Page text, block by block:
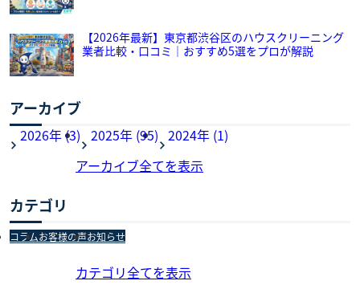
【2026年最新】東京都渋谷区のハウスクリーニング
業者比較・口コミ｜おすすめ5選をプロが解説
アーカイブ
2026年 (3) 2025年 (95) 2024年 (1)
アーカイブ全てを表示
カテゴリ
コラムお客様の声お知らせ
カテゴリ全てを表示